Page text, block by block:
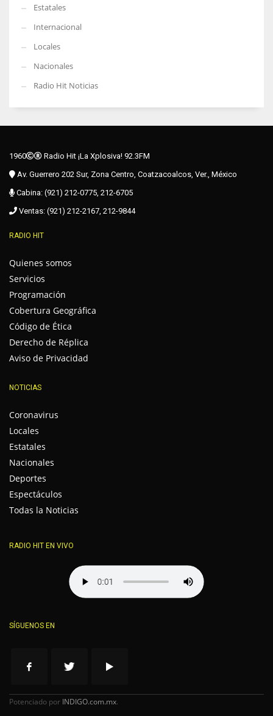
Estatales
Internacional
Locales
Nacionales
Radio Hit Noticias
1960
Radio Hit ¡La Xplosiva! 92.3FM
Av. Guerrero 202 Sur, Zona Centro, Coatzacoalcos, Ver., México
Cabina: (921) 212-0775, 212-6705
Ventas: (921) 212-2167, 212-9844
RADIO HIT
Quienes somos
Servicios
Programación
Cobertura Geográfica
Código de Ética
Derecho de Réplica
Aviso de Privacidad
NOTICIAS
Coronavirus
Locales
Estatales
Nacionales
Deportes
Espectáculos
Todas la Noticias
RADIO HIT EN VIVO
SÍGUENOS EN
Potenciado por INDIGO.com.mx.